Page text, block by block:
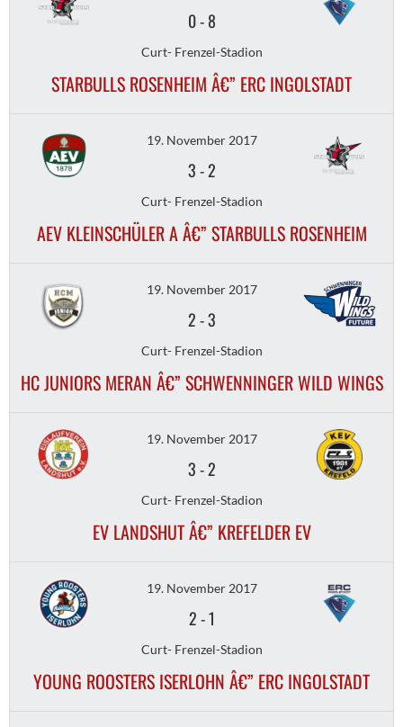
0-8
Curt- Frenzel-Stadion
STARBULLS ROSENHEIM Â€” ERC INGOLSTADT
19. November 2017
3-2
Curt- Frenzel-Stadion
AEV KLEINSCHÜLER A Â€” STARBULLS ROSENHEIM
19. November 2017
2-3
Curt- Frenzel-Stadion
HC JUNIORS MERAN Â€” SCHWENNINGER WILD WINGS
19. November 2017
3-2
Curt- Frenzel-Stadion
EV LANDSHUT Â€” KREFELDER EV
19. November 2017
2-1
Curt- Frenzel-Stadion
YOUNG ROOSTERS ISERLOHN Â€” ERC INGOLSTADT